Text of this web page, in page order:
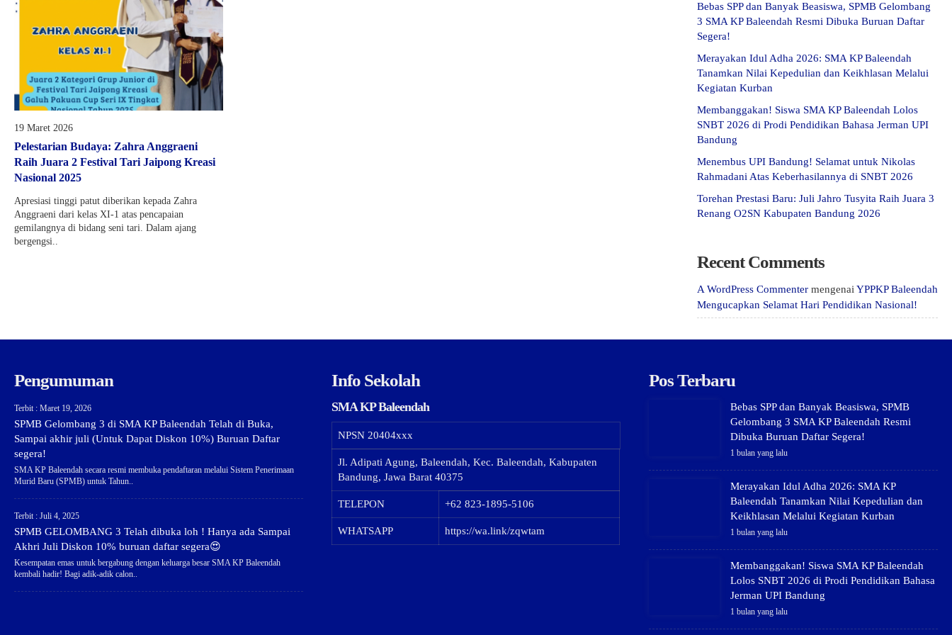
19 Maret 2026
Pelestarian Budaya: Zahra Anggraeni
Raih Juara 2 Festival Tari Jaipong Kreasi
Nasional 2025
Apresiasi tinggi patut diberikan kepada Zahra
Anggraeni dari kelas XI-1 atas pencapaian
gemilangnya di bidang seni tari. Dalam ajang
bergengsi..
Bebas SPP dan Banyak Beasiswa, SPMB Gelombang
3 SMA KP Baleendah Resmi Dibuka Buruan Daftar
Segera!
Merayakan Idul Adha 2026: SMA KP Baleendah
Tanamkan Nilai Kepedulian dan Keikhlasan Melalui
Kegiatan Kurban
Membanggakan! Siswa SMA KP Baleendah Lolos
SNBT 2026 di Prodi Pendidikan Bahasa Jerman UPI
Bandung
Menembus UPI Bandung! Selamat untuk Nikolas
Rahmadani Atas Keberhasilannya di SNBT 2026
Torehan Prestasi Baru: Juli Jahro Tusyita Raih Juara 3
Renang O2SN Kabupaten Bandung 2026
Recent Comments
A WordPress Commenter mengenai YPPKP Baleendah
Mengucapkan Selamat Hari Pendidikan Nasional!
Pengumuman
Terbit : Maret 19, 2026
SPMB Gelombang 3 di SMA KP Baleendah Telah di Buka,
Sampai akhir juli (Untuk Dapat Diskon 10%) Buruan Daftar
segera!
SMA KP Baleendah secara resmi membuka pendaftaran melalui Sistem Penerimaan
Murid Baru (SPMB) untuk Tahun..
Terbit : Juli 4, 2025
SPMB GELOMBANG 3 Telah dibuka loh ! Hanya ada Sampai
Akhri Juli Diskon 10% buruan daftar segera😍
Kesempatan emas untuk bergabung dengan keluarga besar SMA KP Baleendah
kembali hadir! Bagi adik-adik calon..
Info Sekolah
SMA KP Baleendah
NPSN 20404xxx
Jl. Adipati Agung, Baleendah, Kec. Baleendah, Kabupaten
Bandung, Jawa Barat 40375
TELEPON +62 823-1895-5106
WHATSAPP https://wa.link/zqwtam
Pos Terbaru
Bebas SPP dan Banyak Beasiswa, SPMB
Gelombang 3 SMA KP Baleendah Resmi
Dibuka Buruan Daftar Segera!
1 bulan yang lalu
Merayakan Idul Adha 2026: SMA KP
Baleendah Tanamkan Nilai Kepedulian dan
Keikhlasan Melalui Kegiatan Kurban
1 bulan yang lalu
Membanggakan! Siswa SMA KP Baleendah
Lolos SNBT 2026 di Prodi Pendidikan Bahasa
Jerman UPI Bandung
1 bulan yang lalu